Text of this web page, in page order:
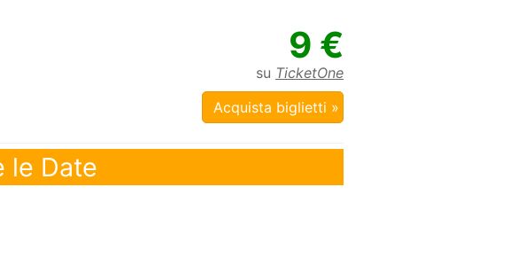
9 €
su TicketOne
Acquista biglietti »
le Date